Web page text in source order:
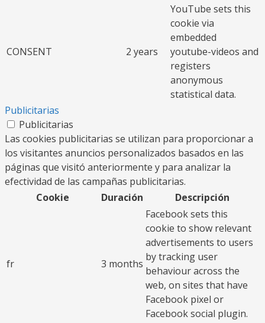
CONSENT 2 years
YouTube sets this
cookie via
embedded
youtube-videos and
registers
anonymous
statistical data.
Publicitarias
Publicitarias
Las cookies publicitarias se utilizan para proporcionar a
los visitantes anuncios personalizados basados en las
páginas que visitó anteriormente y para analizar la
efectividad de las campañas publicitarias.
Cookie
Duración Descripción
fr 3 months
Facebook sets this
cookie to show relevant
advertisements to users
by tracking user
behaviour across the
web, on sites that have
Facebook pixel or
Facebook social plugin.